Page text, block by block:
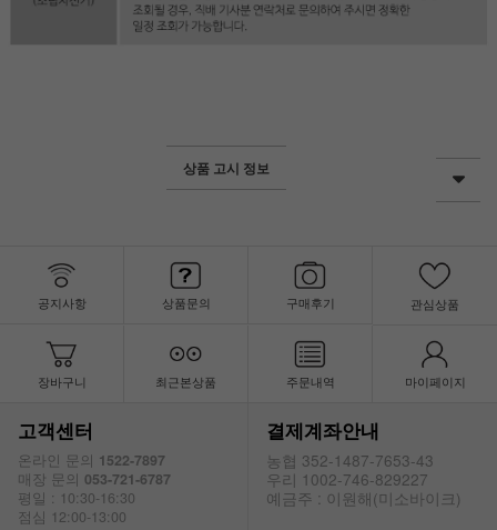
상품 고시 정보
공지사항 상품문의 구매후기 관심상품
장바구니 최근본상품 주문내역 마이페이지
고객센터
온라인 문의 1522-7897
매장 문의 053-721-6787
평일 : 10:30-16:30
점심 12:00-13:00
결제계좌안내
농협 352-1487-7653-43
우리 1002-746-829227
예금주 : 이원해(미소바이크)